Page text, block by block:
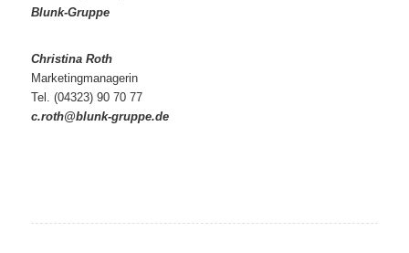
Christina Roth
Marketingmanagerin
Tel. (04323) 90 70 77
c.roth@blunk-gruppe.de